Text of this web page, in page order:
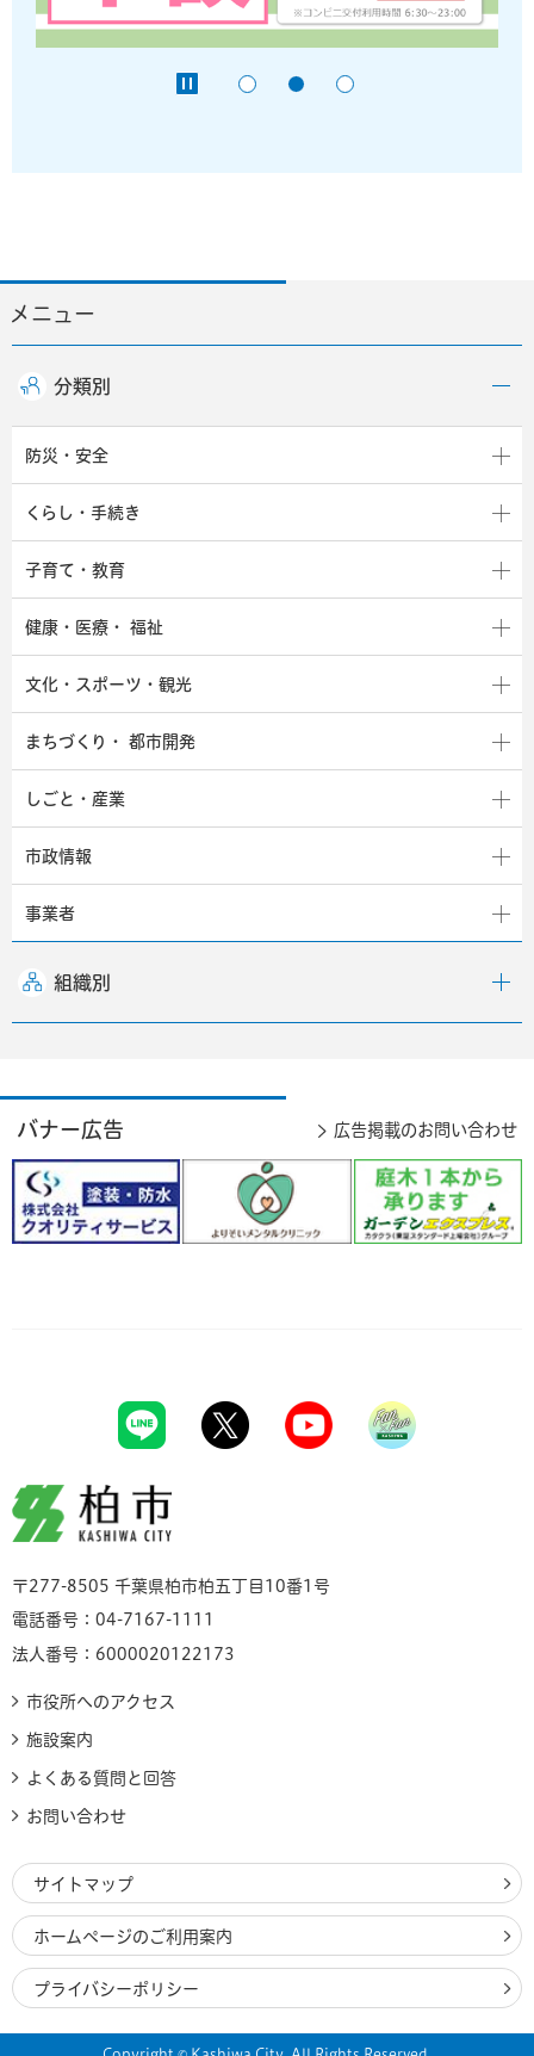
メニュー
分類別
防災・安全
くらし・手続き
子育て・教育
健康・医療・ 福祉
文化・スポーツ・観光
まちづくり・ 都市開発
しごと・産業
市政情報
事業者
組織別
バナー広告 広告掲載のお問い合わせ
柏市
〒277-8505 千葉県柏市柏五丁目10番1号
電話番号：04-7167-1111
法人番号：6000020122173
市役所へのアクセス
施設案内
よくある質問と回答
お問い合わせ
サイトマップ
ホームページのご利用案内
プライバシーポリシー